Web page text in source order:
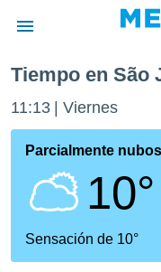
de
ha sido
que se
calidad.
a este
las
Tiempo en São
11:13 Viernes
Parcialmente
10°
Sensación de 10°